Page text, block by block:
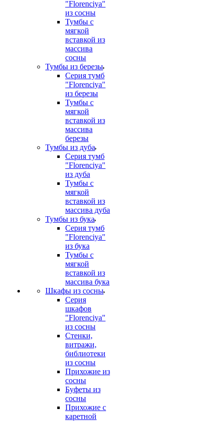
"Florenciya"
из сосны
Тумбы с
мягкой
вставкой из
массива
сосны
Тумбы из березы
Серия тумб
"Florenciya"
из березы
Тумбы с
мягкой
вставкой из
массива
березы
Тумбы из дуба
Серия тумб
"Florenciya"
из дуба
Тумбы с
мягкой
вставкой из
массива дуба
Тумбы из бука
Серия тумб
"Florenciya"
из бука
Тумбы с
мягкой
вставкой из
массива бука
Шкафы из сосны
Серия
шкафов
"Florenciya"
из сосны
Стенки,
витражи,
библиотеки
из сосны
Прихожие из
сосны
Буфеты из
сосны
Прихожие с
каретной